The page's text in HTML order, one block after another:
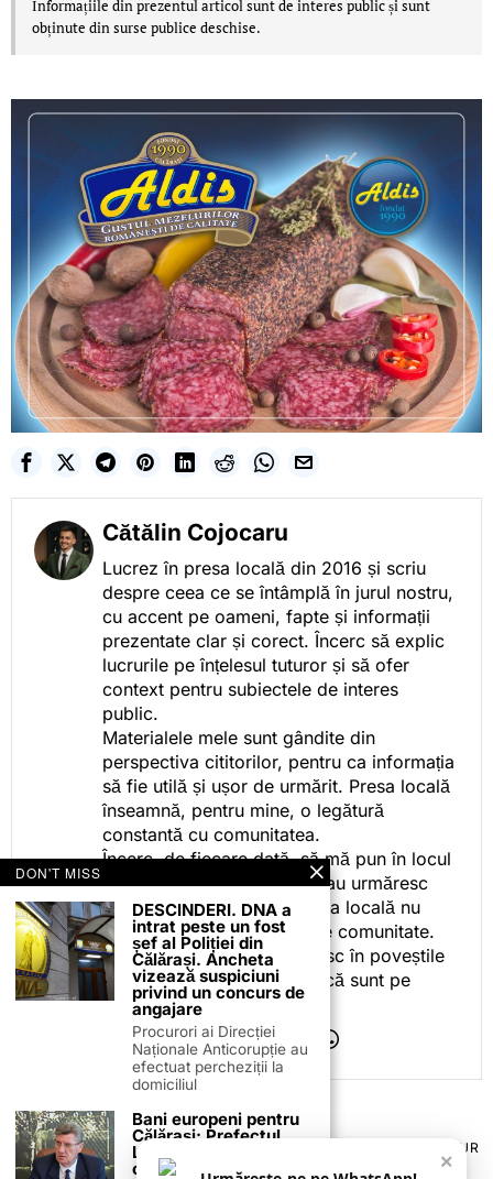
Informațiile din prezentul articol sunt de interes public și sunt
obținute din surse publice deschise.
Cătălin Cojocaru
Lucrez în presa locală din 2016 și scriu
despre ceea ce se întâmplă în jurul nostru,
cu accent pe oameni, fapte și informații
prezentate clar și corect. Încerc să explic
lucrurile pe înțelesul tuturor și să ofer
context pentru subiectele de interes
public.
Materialele mele sunt gândite din
perspectiva cititorilor, pentru ca informația
să fie utilă și ușor de urmărit. Presa locală
înseamnă, pentru mine, o legătură
constantă cu comunitatea.
Încerc, de fiecare dată, să mă pun în locul
celor care citesc, privesc sau urmăresc
ceea ce fac. Pentru că presa locală nu
este despre mine, ci despre comunitate.
Iar dacă oamenii se regăsesc în poveștile
pe care le spun, înseamnă că sunt pe
drumul bun.
TERMENI ȘI CONDIȚII
POLITICA DE ANULARE & RETUR
PUBLICITATE ONLINE & TIPĂRITĂ
CONTACT
×
DON'T MISS
DESCINDERI. DNA a
intrat peste un fost
șef al Poliției din
Călărași. Ancheta
vizează suspiciuni
privind un concurs de
angajare
Procurori ai Direcției
Naționale Anticorupție au
efectuat percheziții la
domiciliul
Bani europeni pentru
Călărași: Prefectul
Laurențiu State anunță
colaborarea cu ADR